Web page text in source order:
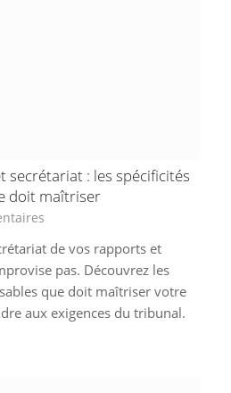
secrétariat : les spécificités
doit maîtriser
de vos rapports et
pas. Découvrez les
que doit maîtriser votre
aux exigences du tribunal.